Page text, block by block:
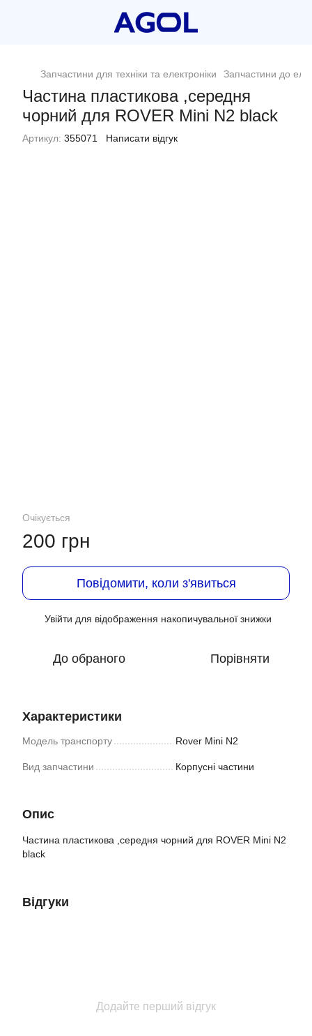
Запчастини для техніки та електроніки Запчастини до
Частина пластикова ,середня
чорний для ROVER Mini N2 black
Артикул: 355071 Написати відгук
Очікується
200 грн
Повідомити, коли з'явиться
Увійти для відображення накопичувальної знижки
До обраного Порівняти
Характеристики
Модель транспорту Rover Mini N2
Вид запчастини Корпусні частини
Опис
Частина пластикова ,середня чорний для ROVER Mini N2
black
Відгуки
Додайте перший відгук